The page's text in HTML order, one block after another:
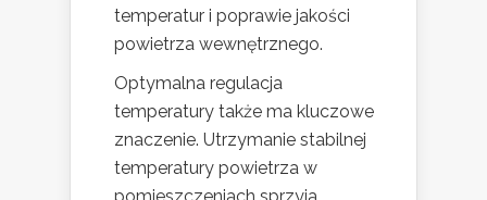
temperatur i poprawie jakości
powietrza wewnętrznego.
Optymalna regulacja
temperatury także ma kluczowe
znaczenie. Utrzymanie stabilnej
temperatury powietrza w